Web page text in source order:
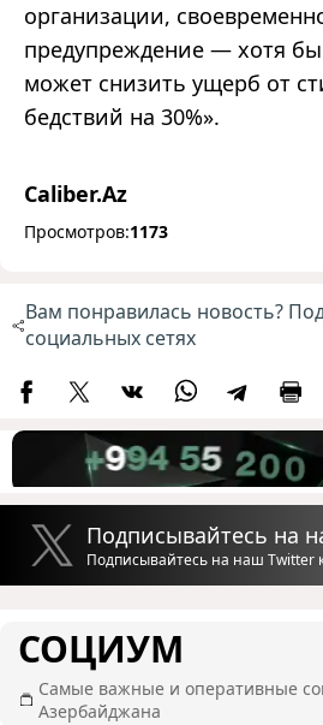
организации,
предупреждение — хотя
может снизить ущерб от
бедствий на 30%».
Caliber.Az
Просмотров:1173
Вам понравилась новость?
социальных сетях
Подписывайтесь на
Подписывайтесь на наш Twitter
СОЦИУМ
Самые важные и оперативные
Азербайджана